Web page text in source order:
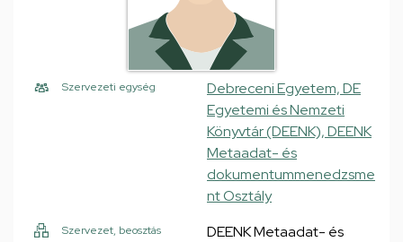
Szervezeti egység
Debreceni Egyetem, DE
Egyetemi és Nemzeti
Könyvtár (DEENK), DEENK
Metaadat- és
dokumentummenedzsme
nt Osztály
Szervezet, beosztás
DEENK Metaadat- és